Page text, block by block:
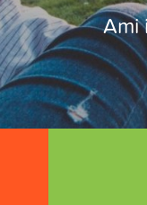
Ami